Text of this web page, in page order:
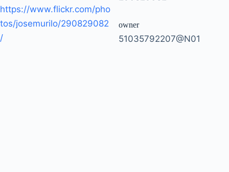
https://www.flickr.com/pho
tos/josemurilo/290829082
/
owner
51035792207@N01